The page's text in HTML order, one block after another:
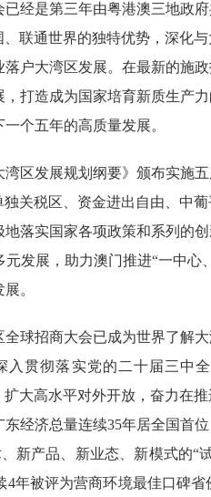
是第三年由粤港澳三地政
联通世界的独特优势，深化
户大湾区发展。在最新的施
打造成为国家培育新质生产
个五年的高质量发展。
发展规划纲要》颁布实施
关税区、资金进出自由、中
落实国家各项政策和系列的
发展，助力澳门推进“一中
。
招商大会已成为世界了解
贯彻落实党的二十届三中
大高水平对外开放，奋力在
经济总量连续35年居全国首
新产品、新业态、新模式的
年被评为营商环境最佳口碑